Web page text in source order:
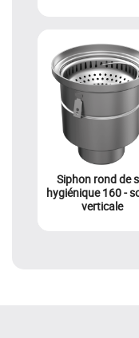
Siphon rond de
hygiénique 160 -
verticale